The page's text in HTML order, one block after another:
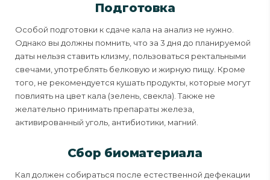
Подготовка
Особой подготовки к сдаче кала на анализ не нужно.
Однако вы должны помнить, что за 3 дня до планируемой
даты нельзя ставить клизму, пользоваться ректальными
свечами, употреблять белковую и жирную пищу. Кроме
того, не рекомендуется кушать продукты, которые могут
повлиять на цвет кала (зелень, свекла). Также не
желательно принимать препараты железа,
активированный уголь, антибиотики, магний.
Сбор биоматериала
Кал должен собираться после естественной дефекации